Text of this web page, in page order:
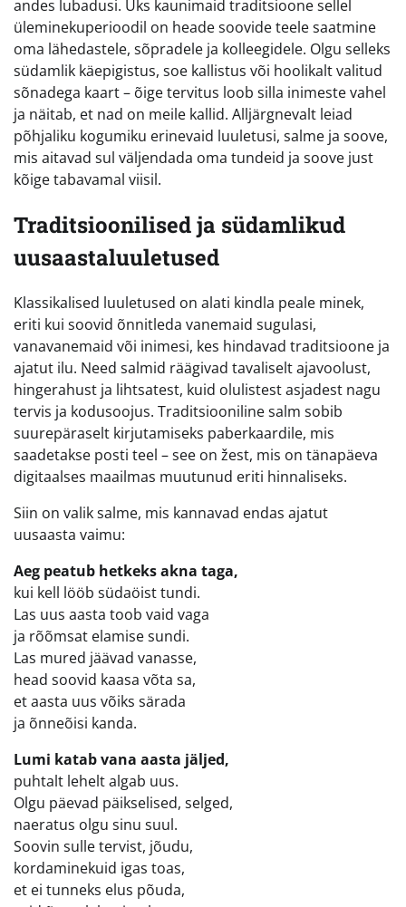
andes lubadusi. Üks kaunimaid traditsioone sellel
üleminekuperioodil on heade soovide teele saatmine
oma lähedastele, sõpradele ja kolleegidele. Olgu selleks
südamlik käepigistus, soe kallistus või hoolikalt valitud
sõnadega kaart – õige tervitus loob silla inimeste vahel
ja näitab, et nad on meile kallid. Alljärgnevalt leiad
põhjaliku kogumiku erinevaid luuletusi, salme ja soove,
mis aitavad sul väljendada oma tundeid ja soove just
kõige tabavamal viisil.
Traditsioonilised ja südamlikud
uusaastaluuletused
Klassikalised luuletused on alati kindla peale minek,
eriti kui soovid õnnitleda vanemaid sugulasi,
vanavanemaid või inimesi, kes hindavad traditsioone ja
ajatut ilu. Need salmid räägivad tavaliselt ajavoolust,
hingerahust ja lihtsatest, kuid olulistest asjadest nagu
tervis ja kodusoojus. Traditsiooniline salm sobib
suurepäraselt kirjutamiseks paberkaardile, mis
saadetakse posti teel – see on žest, mis on tänapäeva
digitaalses maailmas muutunud eriti hinnaliseks.
Siin on valik salme, mis kannavad endas ajatut
uusaasta vaimu:
Aeg peatub hetkeks akna taga,
kui kell lööb südaöist tundi.
Las uus aasta toob vaid vaga
ja rõõmsat elamise sundi.
Las mured jäävad vanasse,
head soovid kaasa võta sa,
et aasta uus võiks särada
ja õnneõisi kanda.
Lumi katab vana aasta jäljed,
puhtalt lehelt algab uus.
Olgu päevad päikselised, selged,
naeratus olgu sinu suul.
Soovin sulle tervist, jõudu,
kordaminekuid igas toas,
et ei tunneks elus põuda,